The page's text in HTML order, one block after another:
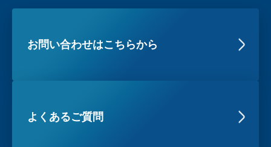
お問い合わせはこちらから
よくあるご質問